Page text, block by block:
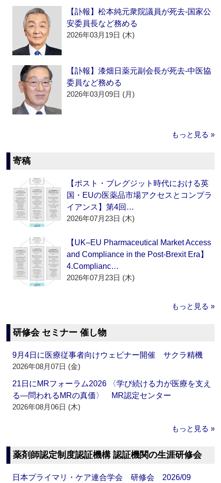
【訃報】松本純元衆院議員が死去‐国家公
安委員長など務める
2026年03月19日 (木)
【訃報】漆畑日薬元副会長が死去‐中医協
委員など務める
2026年03月09日 (月)
もっと見る »
寄稿
【ポスト・ブレグジット時代における英
国・EUの医薬品市場アクセスとコンプラ
イアンス】第4回…
2026年07月23日 (木)
【UK–EU Pharmaceutical Market Access
and Compliance in the Post-Brexit Era】
4.Complianc…
2026年07月23日 (木)
もっと見る »
研修会 セミナー 催し物
9月4日に医療従事者向けウェビナー開催 サクラ精機
2026年08月07日 (金)
21日にMRフォーラム2026 〈学び続ける力が医療を支え
る―問われるMRの真価〉 MR認定センター
2026年08月06日 (木)
もっと見る »
薬剤師認定制度認証機構 認証機関の生涯研修会
日本プライマリ・ケア連合学会 研修会 2026/09